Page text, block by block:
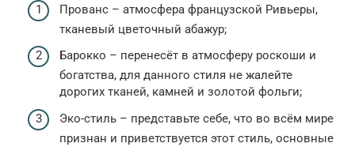
Прованс – атмосфера французской Ривьеры,
тканевый цветочный абажур;
Барокко – перенесёт в атмосферу роскоши и
богатства, для данного стиля не жалейте
дорогих тканей, камней и золотой фольги;
Эко-стиль – представьте себе, что во всём мире
признан и приветствуется этот стиль, основные